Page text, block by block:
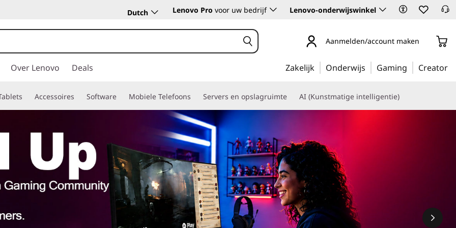
Dutch Lenovo Pro voor uw bedrijf Lenovo-onderwijswinkel
Aanmelden/account maken
Over Lenovo Deals Zakelijk Onderwijs Gaming Creator
Accessoires Software Mobiele Telefoons Servers en opslagruimte AI (Kunstmatige intelligentie)